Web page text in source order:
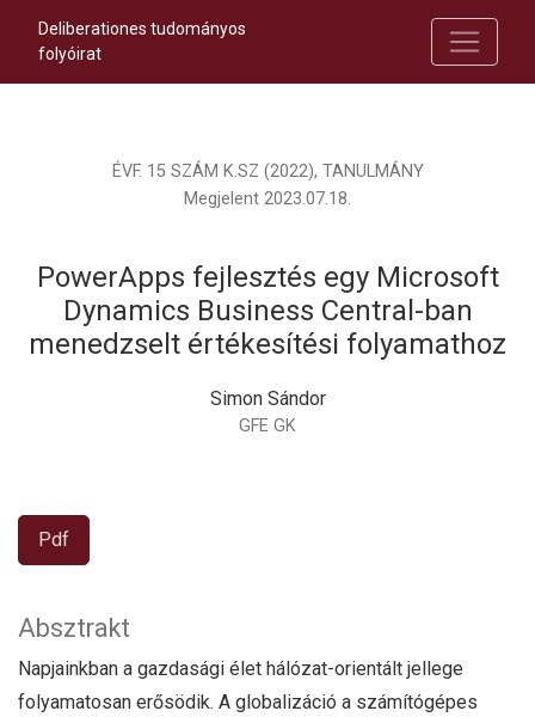
Deliberationes tudományos
folyóirat
ÉVF. 15 SZÁM K.SZ (2022), TANULMÁNY
PowerApps fejlesztés egy Microsoft
Dynamics Business Central-ban
menedzselt értékesítési folyamathoz
Megjelent 2023.07.18.
Simon Sándor
GFE GK
Pdf
Absztrakt
Napjainkban a gazdasági élet hálózat-orientált jellege
folyamatosan erősödik. A globalizáció a számítógépes